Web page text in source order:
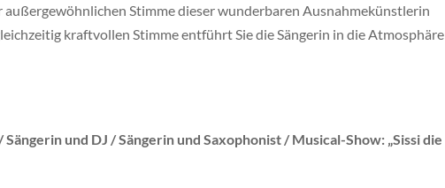
Stimme dieser wunderbaren Ausnahmekünstlerin
kraftvollen Stimme entführt Sie die Sängerin in die Atmosphäre
und DJ / Sängerin und Saxophonist / Musical-Show: „Sissi die